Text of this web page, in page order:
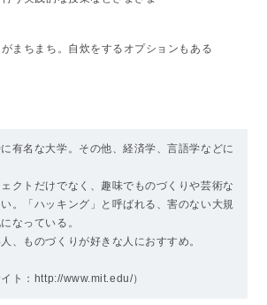
まちまち。自炊をするオプションもある
有名な大学。その他、経済学、言語学などに
クトだけでなく、趣味でものづくりや芸術な
。「ハッキング」と呼ばれる、害のない大規
なっている。
、ものづくりが好きな人におすすめ。
ト：http://www.mit.edu/）